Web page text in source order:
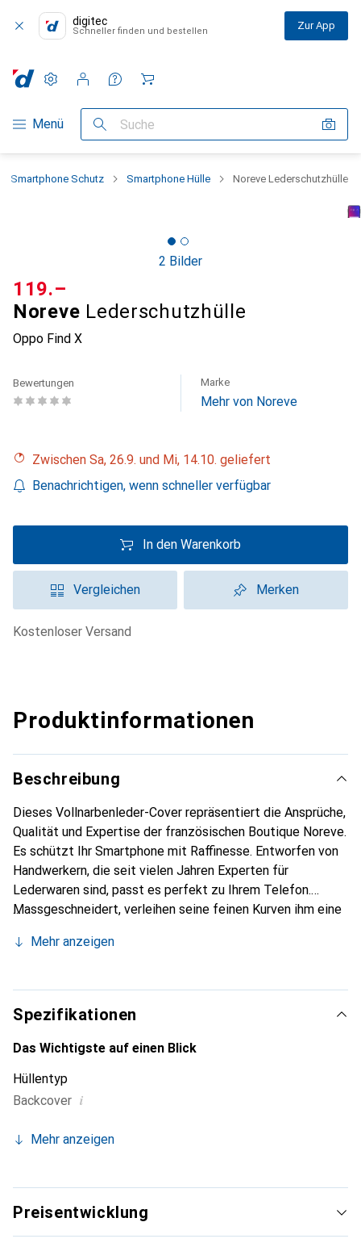
digitec
Schneller finden und bestellen Zur App
Navigation nach Kategorien
Menü Suche
Einstellungen
Kundenkonto
Vergleichslisten
Merklisten
Warenkorb
Smartphone Schutz Smartphone Hülle Noreve Lederschutzhülle
2 Bilder
Noreve Lederschutzhülle
Oppo Find X
CHF
119.–
Bewertungen Marke
Mehr von Noreve
Zwischen Sa, 26.9. und Mi, 14.10. geliefert
Benachrichtigen, wenn schneller verfügbar
In den Warenkorb
Vergleichen Merken
kostenloser Versand
Produktinformationen
Beschreibung
Dieses Vollnarbenleder-Cover repräsentiert die Ansprüche,
Qualität und Expertise der französischen Boutique Noreve.
Es schützt Ihr Smartphone mit Raffinesse. Entworfen von
Handwerkern, die seit vielen Jahren Experten für
Lederwaren sind, passt es perfekt zu Ihrem Telefon.
Massgeschneidert, verleihen seine feinen Kurven ihm eine
Accessoire Ihres Smartphones. International anerkannt für
sichere Wahl für eine anspruchsvolle Kundschaft.
Mehr anzeigen
Spezifikationen
Das Wichtigste auf einen Blick
Hüllentyp
Backcover i
Mehr anzeigen
Preisentwicklung